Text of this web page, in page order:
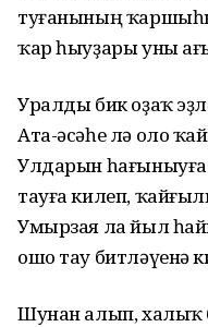
туғанының
ҡар­ һыуҙары­ уны
Уралды­ бик­ оҙаҡ
Ата-әсәһе­ лә ­оло­
Улдарын ­һағыныуға
­тауға­ килеп,­
Умырзая­ ла­ йыл
ошо­ тау­ битләүенә­
Шунан­ алып,­ халыҡ­